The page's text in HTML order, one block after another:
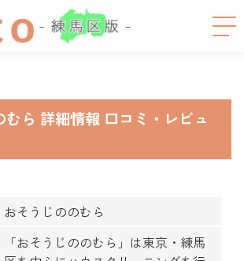
むら 詳細情報 口コミ・レビュ
おそうじののむら
「おそうじののむら」は東京・練馬